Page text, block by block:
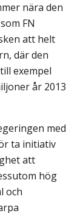
nära den
FN
att helt
där den
exempel
år 2013
med
ta initiativ
att
hög
och